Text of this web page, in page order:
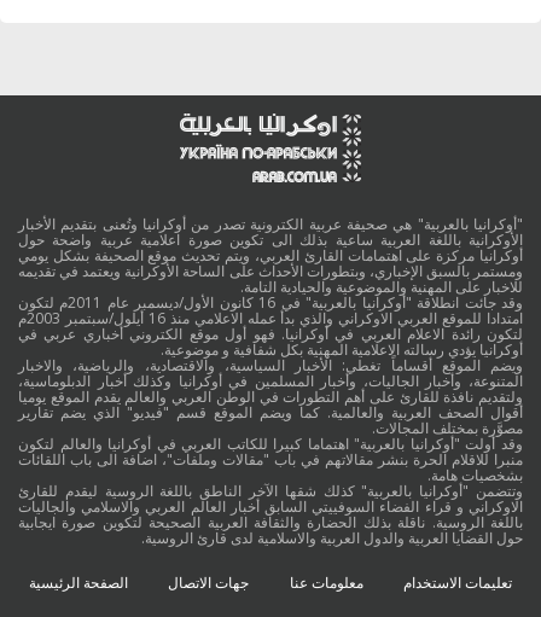
"أوكرانيا بالعربية" هي صحيفة عربية الكترونية تصدر من أوكرانيا وتُعنى بتقديم الأخبار
الأوكرانية باللغة العربية ساعية بذلك الى تكوين صورة اعلامية عربية واضحة حول
أوكرانيا مركزة على اهتمامات القارئ العربي، ويتم تحديث موقع الصحيفة بشكل يومي
ومستمر بالسبق الإخباري، وبتطورات الأحداث على الساحة الأوكرانية ويعتمد في تقديمه
للاخبار على المهنية والموضوعية والحيادية التامة.
وقد جائت انطلاقة "أوكرانيا بالعربية" في 16 كانون الأول/ديسمبر عام 2011م لتكون
امتدادا للموقع العربي الاوكراني والذي بدأ عمله الاعلامي منذ 16 أيلول/سبتمبر 2003م
لتكون رائدة الاعلام العربي في أوكرانيا. فهو أول موقع الكتروني أخباري عربي في
أوكرانيا يؤدي رسالته الاعلامية المهنية بكل شفافية و موضوعية.
ويضم الموقع أقساماً تغطي: الأخبار السياسية، والاقتصادية، والرياضية، والاخبار
المتنوعة، وأخبار الجاليات، وأخبار المسلمين في أوكرانيا وكذلك أخبار الدبلوماسية،
ولتقديم نافذة للقارئ على أهم التطورات في الوطن العربي والعالم يقدم الموقع يوميا
أقوال الصحف العربية والعالمية. كما ويضم الموقع قسم "فيديو" الذي يضم تقارير
مصوَّرة بمختلف المجالات.
وقد أولت "أوكرانيا بالعربية" اهتماما كبيرا للكاتب العربي في أوكرانيا والعالم لتكون
منبرا للاقلام الحرة بنشر مقالاتهم في باب "مقالات وملفات"، اضافة الى باب اللقائات
بشخصيات هامة.
وتتضمن "أوكرانيا بالعربية" كذلك شقها الآخر الناطق باللغة الروسية ليقدم للقارئ
الاوكراني و قراء الفضاء السوفييتي السابق أخبار العالم العربي والاسلامي والجاليات
باللغة الروسية. ناقلة بذلك الحضارة والثقافة العربية الصحيحة لتكوين صورة ايجابية
حول القضايا العربية والدول العربية والاسلامية لدى قارئ الروسية.
تعليمات الاستخدام معلومات عنا جهات الاتصال الصفحة الرئيسية